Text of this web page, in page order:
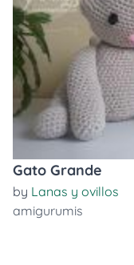
Gato Grande
by Lanas y ovillos
amigurumis